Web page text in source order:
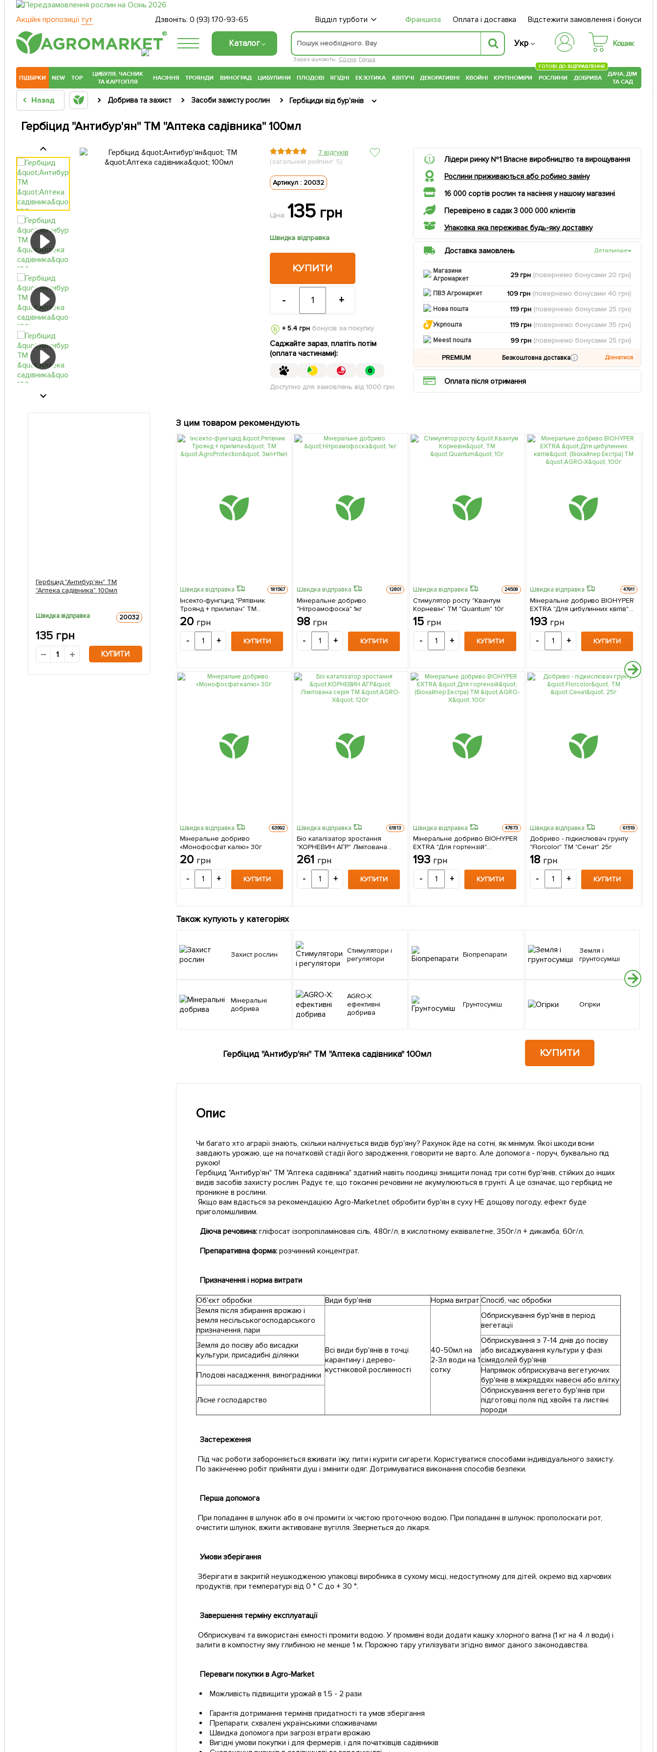
Акційні пропозиції тут Дзвоніть: 0 (93) 170-93-65 Відділ турботи Франшиза Оплата і доставка Відстежити замовлення і бонуси
®
Каталог
Зараз шукають: Сосна Груша
Укр Кошик
ПІДБІРКИ NEW TOP
ЦИБУЛЯ, ЧАСНИК
ТА КАРТОПЛЯ
НАСІННЯ ТРОЯНДИ ВИНОГРАД ЦИБУЛИНИ ПЛОДОВІ ЯГІДНІ ЕКЗОТИКА КВІТУЧІ ДЕКОРАТИВНІ ХВОЙНІ КРУПНОМІРИ РОСЛИНИ
ГОТОВІ ДО ВІДПРАВЛЕННЯ
ДОБРИВА
ДАЧА, ДІМ
ТА САД
Назад Добрива та захист Засоби захисту рослин Гербіциди від бур'янів
Гербіцид "Антибур'ян" ТМ "Аптека садівника" 100мл
7 відгуків
(загальний рейтинг: 5)
Артикул : 20032
Ціна: 135 грн
Швидка відправка
КУПИТИ
- +
+ 5.4 грнбонусів за покупку
Саджайте зараз, платіть потім
(оплата частинами):
Доступно для замовлень від 1000 грн.
Лідери ринку №1 Власне виробництво та вирощування
Рослини приживаються або робимо заміну
16 000 сортів рослин та насіння у нашому магазині
Перевірено в садах 3 000 000 клієнтів
Упаковка яка переживає будь-яку доставку
Доставка замовлень Детальніше→
Магазини
Агромаркет
29 грн (повернемо бонусами 20 грн)
ПВЗ Агромаркет 109 грн (повернемо бонусами 40 грн)
Нова пошта 119 грн (повернемо бонусами 25 грн)
Укрпошта 119 грн (повернемо бонусами35 грн)
Meest пошта 99 грн (повернемо бонусами 25 грн)
PREMIUM Безкоштовна доставка Дізнатися
Оплата після отримання
Гербіцид "Антибур'ян" ТМ
"Аптека садівника" 100мл
Швидка відправка 20032
135грн
КУПИТИ
З цим товаром рекомендують
Швидка відправка 181567
Інсекто-фунгіцид "Рятівник
Троянд + прилипач" ТМ
"AgroProtection" 3мл+11мл
20 грн
- + КУПИТИ
Швидка відправка 12801
Мінеральне добриво
"Нітроамофоска" 1кг
98 грн
- + КУПИТИ
Швидка відправка 24508
Стимулятор росту "Квантум
Корневін" ТМ "Quantum" 10г
15 грн
- + КУПИТИ
Швидка відправка 47911
Мінеральне добриво BIOHYPER
EXTRA "Для цибулинних квітів"
(Біохайпер Екстра) ТМ "AGRO-X"
100г
193 грн
- + КУПИТИ
Швидка відправка 63992
Мінеральне добриво
«Монофосфат калію» 30г
20 грн
- + КУПИТИ
Швидка відправка 61813
Бiо каталiзатор зростання
"КОРНЕВИН АГР" Лімітована
серія ТМ "AGRO-X" 120г
261 грн
- + КУПИТИ
Швидка відправка 47873
Мінеральне добриво BIOHYPER
EXTRA "Для гортензій"
(Біохайпер Екстра) ТМ "AGRO-X"
100г
193 грн
- + КУПИТИ
Швидка відправка 61519
Добриво - підкислювач грунту
"Florcolor" ТМ "Сенат" 25г
18 грн
- + КУПИТИ
Також купують у категоріях
Захист рослин
Мінеральні
добрива
Стимулятори і
регулятори
AGRO-X:
ефективні
добрива
Біопрепарати
Грунтосуміш
Земля і
грунтосуміші
Огірки
Гербіцид "Антибур'ян" ТМ "Аптека садівника" 100мл КУПИТИ
Опис
Чи багато хто аграрії знають, скільки налічується видів бур'яну? Рахунок йде на сотні, як мінімум. Якої шкоди вони
завдають урожаю, ще на початковій стадії його зародження, говорити не варто. Але допомога - поруч, буквально під
рукою!
Гербіцид "Антибур'ян" ТМ "Аптека садівника" здатний навіть поодинці знищити понад три сотні бур'янів, стійких до інших
видів засобів захисту рослин. Радує те, що токсичні речовини не акумулюються в грунті. А це означає, що гербіцид не
проникне в рослини.
Якщо вам вдасться за рекомендацією Agro-Market.net обробити бур'ян в суху НЕ дощову погоду, ефект буде
приголомшливим.
Діюча речовина: гліфосат ізопропіламіновая сіль, 480г/л, в кислотному еквівалетне, 350г/л + дикамба, 60г/л.
Препаративна форма: розчинний концентрат.
Призначення і норма витрати
Об'єкт обробки Види бур'янів Норма витрат Спосіб, час обробки
Земля після збирання врожаю і
земля несільськогосподарського
призначення, пари
Всі види бур'янів в точці
карантину і дерево-
кустніковой рослинності
40-50мл на
2-3л води на 1
сотку
Обприскування бур'янів в період
вегетації
Земля до посіву або висадки
культури, присадибні ділянки
Обприскування з 7-14 днів до посіву
або висаджування культури у фазі
сімядолей бур'янів
Плодові насадження, виноградники
Напрямок обприскувача вегетуючих
бур'янів в міжряддях навесні або влітку
Лісне господарство
Обприскування вегето бур'янів при
підготовці поля під хвойні та листяні
породи
Застереження
Під час роботи забороняється вживати їжу, пити і курити сигарети. Користуватися способами індивідуального захисту.
По закінченню робіт прийняти душ і змінити одяг. Дотримуватися виконання способів безпеки.
Перша допомога
При попаданні в шлунок або в очі промити їх чистою проточною водою. При попаданні в шлунок: прополоскати рот,
очистити шлунок, вжити активоване вугілля. Звернеться до лікаря.
Умови зберігання
Зберігати в закритій неушкодженою упаковці виробника в сухому місці, недоступному для дітей, окремо від харчових
продуктів, при температурі від 0 ° С до + 30 °.
Завершення терміну експлуатації
Обприскувачі та використані ємності промити водою. У промивні води додати кашку хлорного вапна (1 кг на 4 л води) і
залити в компостну яму глибиною не менше 1 м. Порожню тару утилізувати згідно вимог даного законодавства.
Переваги покупки в Agro-Market
Можливість підвищити урожай в 1.5 - 2 рази
Гарантія дотримання термінів придатності та умов зберігання
Препарати, схвалені українськими споживачами
Швидка допомога при загрозі втрати врожаю
Вигідні умови покупки і для фермерів, і для початківців садівників